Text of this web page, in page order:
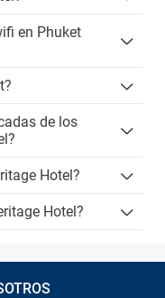
en Phuket
de los
Hotel?
Hotel?